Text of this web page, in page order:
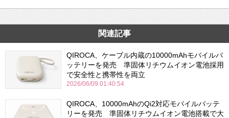
関連記事
QIROCA、ケーブル内蔵の10000mAhモバイルバ
ッテリーを発売 準固体リチウムイオン電池採用
で安全性と携帯性を両立
2026/06/09 01:40:54
QIROCA、10000mAhのQi2対応モバイルバッテ
リーを発売 準固体リチウムイオン電池搭載で大